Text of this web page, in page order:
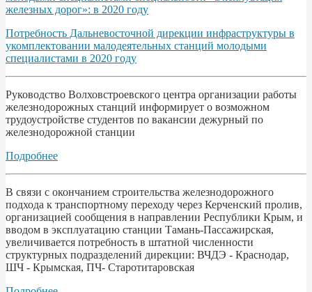
железных дорог»: в 2020 году
Потребность Дальневосточной дирекции инфраструктуры в
укомплектовании малодеятельных станций молодыми
специалистами в 2020 году
Руководство Волховстроевского центра организации работы
железнодорожных станций информирует о возможном
трудоустройстве студентов по вакансии дежурный по
железнодорожной станции
Подробнее
В связи с окончанием строительства железнодорожного
подхода к транспортному переходу через Керченский пролив,
организацией сообщения в направлении Республики Крым, и
вводом в эксплуатацию станции Тамань-Пассажирская,
увеличивается потребность в штатной численности
структурных подразделений дирекции: ВЧДЭ - Краснодар,
ШЧ - Крымская, ПЧ- Старотитаровская